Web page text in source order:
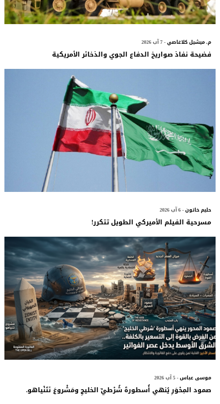
م. ميشيل كلاغاصي- 7 آب 2026
فضيحة نفاذ صواريخ الدفاع الجوي والذخائر الأمريكية
حليم خاتون- 6 آب 2026
مسرحية الفيلم الأميركي الطويل تتكرر!
موسى عباس- 5 آب 2026
صمود المِحْوَرِ يُنهي أُسطورةَ شُرْطيِّ الخليجِ ومَشْروعَ نَتَنْياهو.